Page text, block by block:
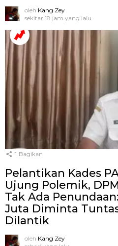
oleh Kang Zey
sekitar 18 jam yang lalu
1 Bagikan
Pelantikan Kades
Ujung Polemik,
Tak Ada
Juta Diminta
Dilantik
oleh Kang Zey